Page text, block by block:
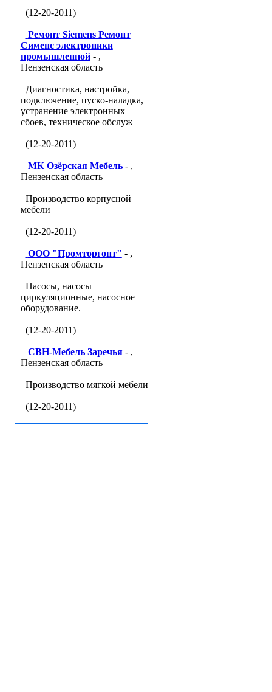
(12-20-2011)
Ремонт Siemens Ремонт
Сименс электроники
промышленной- ,
Пензенская область
Диагностика, настройка,
подключение, пуско-наладка,
устранение электронных
сбоев, техническое обслуж
(12-20-2011)
МК Озёрская Мебель- ,
Пензенская область
Производство корпусной
мебели
(12-20-2011)
ООО "Промторгопт" - ,
Пензенская область
Насосы, насосы
циркуляционные, насосное
оборудование.
(12-20-2011)
СВН-Мебель Заречья- ,
Пензенская область
Производство мягкой мебели
(12-20-2011)